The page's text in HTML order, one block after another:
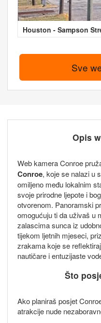
Houston - Sampson
Sve
Opis
Web kamera Conroe
Conroe, koje se nalazi u
omiljeno među lokalnim
svoje prirodne ljepote i
otvorenom. Panoramski
omogućuju ti da uživaš u
zalascima sunca iz
tijekom ljetnih mjeseci,
zrakama koje se
nautičare i entuzijaste
Što
Ako planiraš posjet
atrakcije nude